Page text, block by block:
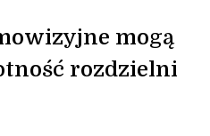
mogą
rozdzielni